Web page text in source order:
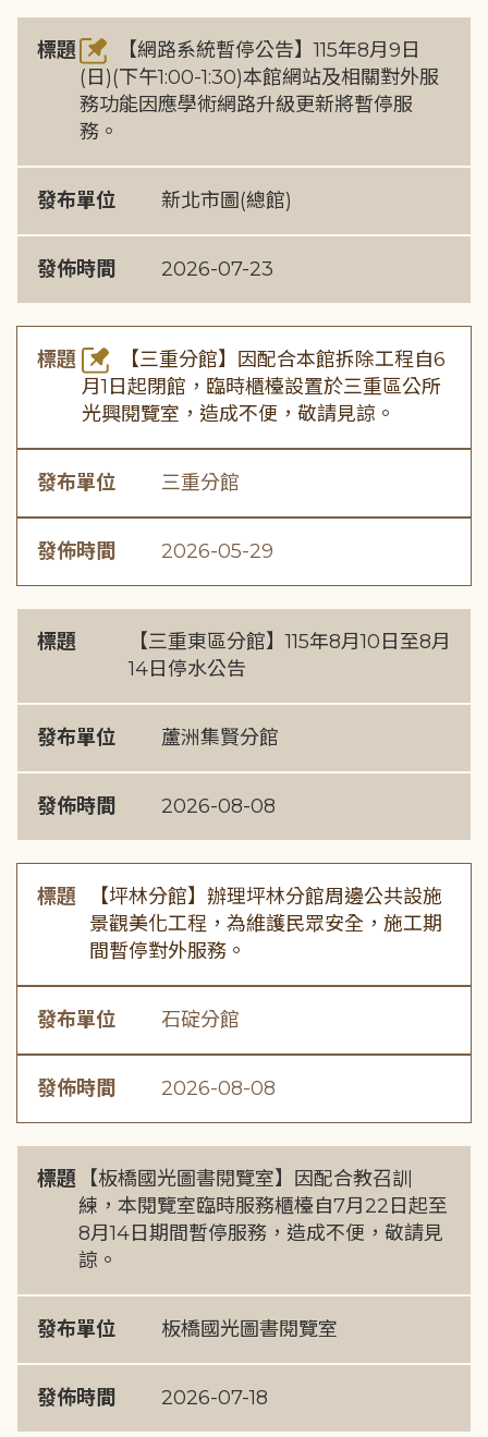
標題
【網路系統暫停公告】115年8月9日
(日)(下午1:00-1:30)本館網站及相關對外服
務功能因應學術網路升級更新將暫停服
務。
發布單位 新北市圖(總館)
發佈時間 2026-07-23
標題
【三重分館】因配合本館拆除工程自6
月1日起閉館，臨時櫃檯設置於三重區公所
光興閱覽室，造成不便，敬請見諒。
發布單位 三重分館
發佈時間 2026-05-29
標題
【三重東區分館】115年8月10日至8月
14日停水公告
發布單位 蘆洲集賢分館
發佈時間 2026-08-08
標題
【坪林分館】辦理坪林分館周邊公共設施
景觀美化工程，為維護民眾安全，施工期
間暫停對外服務。
發布單位 石碇分館
發佈時間 2026-08-08
標題
【板橋國光圖書閱覽室】因配合教召訓
練，本閱覽室臨時服務櫃檯自7月22日起至
8月14日期間暫停服務，造成不便，敬請見
諒。
發布單位 板橋國光圖書閱覽室
發佈時間 2026-07-18